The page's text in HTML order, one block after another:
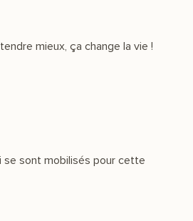
mieux, ça change la vie !
se sont mobilisés pour cette